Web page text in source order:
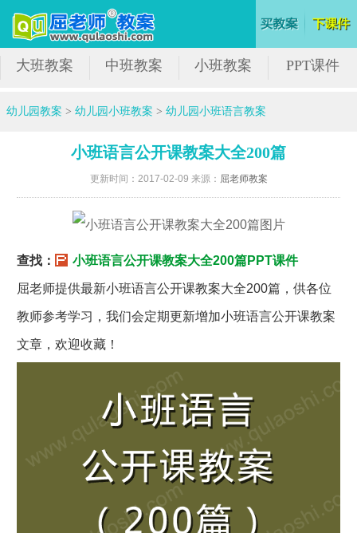
大班教案 中班教案 小班教案 PPT课件
幼儿园教案 >幼儿园小班教案 >幼儿园小班语言教案
小班语言公开课教案大全200篇
更新时间：2017-02-09 来源： 屈老师教案
查找： 小班语言公开课教案大全200篇PPT课件
屈老师提供最新小班语言公开课教案大全200篇，供各位
教师参考学习，我们会定期更新增加小班语言公开课教案
文章，欢迎收藏！